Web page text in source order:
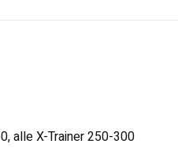
alle X-Trainer 250-300